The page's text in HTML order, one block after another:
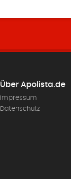
Über Apolista.de
Impressum
Datenschutz